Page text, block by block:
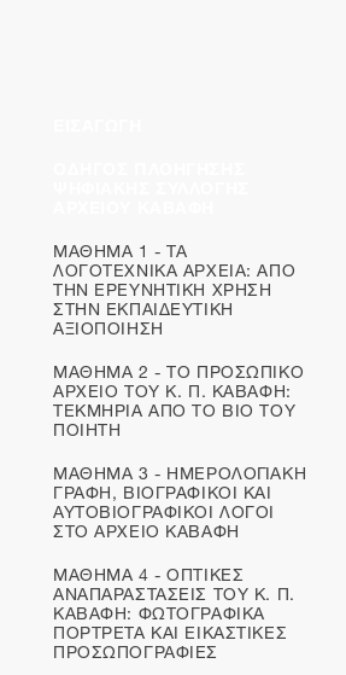
ΜΑΘΗΜΑ 1 - ΤΑ
ΛΟΓΟΤΕΧΝΙΚΑ ΑΡΧΕΙΑ: ΑΠΟ
ΤΗΝ ΕΡΕΥΝΗΤΙΚΗ ΧΡΗΣΗ
ΣΤΗΝ ΕΚΠΑΙΔΕΥΤΙΚΗ
ΑΞΙΟΠΟΙΗΣΗ
ΜΑΘΗΜΑ 2 - ΤΟ ΠΡΟΣΩΠΙΚΟ
ΑΡΧΕΙΟ ΤΟΥ Κ. Π. ΚΑΒΑΦΗ:
ΤΕΚΜΗΡΙΑ ΑΠΟ ΤΟ ΒΙΟ ΤΟΥ
ΠΟΙΗΤΗ
ΜΑΘΗΜΑ 3 - ΗΜΕΡΟΛΟΓΙΑΚΗ
ΓΡΑΦΗ, ΒΙΟΓΡΑΦΙΚΟΙ ΚΑΙ
ΑΥΤΟΒΙΟΓΡΑΦΙΚOΙ ΛΟΓΟΙ
ΣΤΟ ΑΡΧΕΙΟ ΚΑΒΑΦΗ
ΜΑΘΗΜΑ 4 - ΟΠΤΙΚΕΣ
ΑΝΑΠΑΡΑΣΤΑΣΕΙΣ ΤΟΥ Κ. Π.
ΚΑΒΑΦΗ: ΦΩΤΟΓΡΑΦΙΚΑ
ΠΟΡΤΡΕΤΑ ΚΑΙ ΕΙΚΑΣΤΙΚΕΣ
ΠΡΟΣΩΠΟΓΡΑΦΙΕΣ